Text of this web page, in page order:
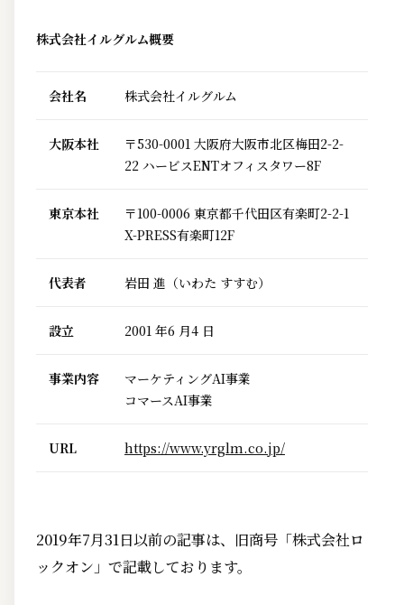
株式会社イルグルム概要
会社名 株式会社イルグルム
大阪本社
〒530-0001 大阪府大阪市北区梅田2-2-
22 ハービスENTオフィスタワー8F
東京本社
〒100-0006 東京都千代田区有楽町2-2-1
X-PRESS有楽町12F
代表者 岩田 進（いわた すすむ）
設立 2001 年6 月4 日
事業内容
マーケティングAI事業
コマースAI事業
URL https://www.yrglm.co.jp/
2019年7月31日以前の記事は、旧商号「株式会社ロ
ックオン」で記載しております。